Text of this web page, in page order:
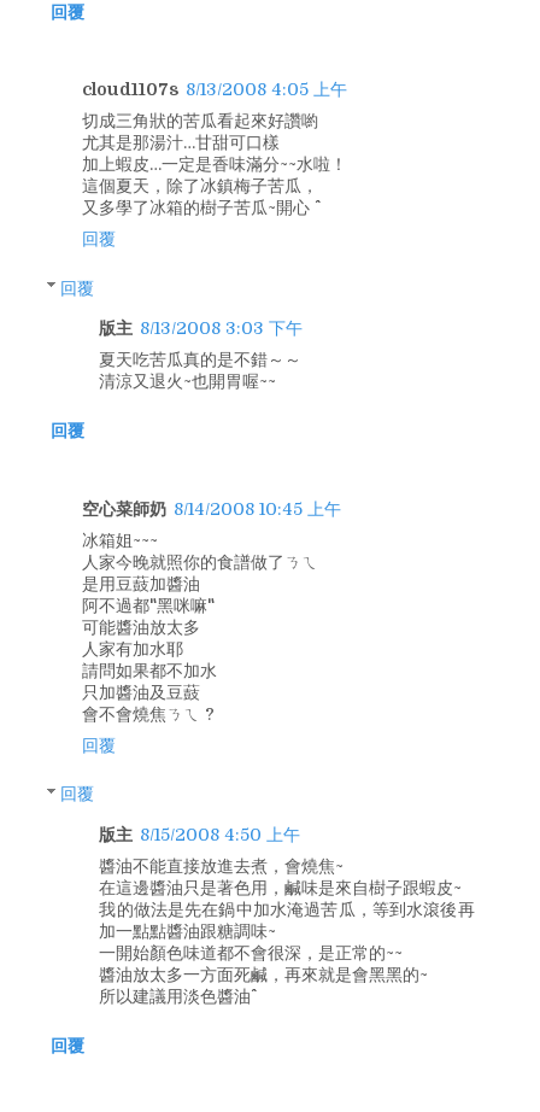
回覆
cloud1107s 8/13/2008 4:05 上午
切成三角狀的苦瓜看起來好讚喲
尤其是那湯汁…甘甜可口樣
加上蝦皮…一定是香味滿分~~水啦！
這個夏天，除了冰鎮梅子苦瓜，
又多學了冰箱的樹子苦瓜~開心 ^^
回覆
回覆
版主 8/13/2008 3:03 下午
夏天吃苦瓜真的是不錯～～
清涼又退火~也開胃喔~~
回覆
空心菜師奶 8/14/2008 10:45 上午
冰箱姐~~~
人家今晚就照你的食譜做了ㄋㄟ
是用豆薣加醬油
阿不過都"黑咪嘛"
可能醬油放太多
人家有加水耶
請問如果都不加水
只加醬油及豆薣
會不會燒焦ㄋㄟ ?
回覆
回覆
版主 8/15/2008 4:50 上午
醬油不能直接放進去煮，會燒焦~
在這邊醬油只是著色用，鹹味是來自樹子跟蝦皮~
我的做法是先在鍋中加水淹過苦瓜，等到水滾後再
加一點點醬油跟糖調味~
一開始顏色味道都不會很深，是正常的~~
醬油放太多一方面死鹹，再來就是會黑黑的~
所以建議用淡色醬油^^
回覆